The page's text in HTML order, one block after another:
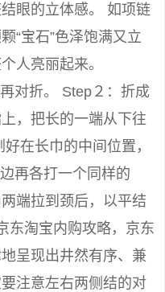
眼的立体感。 如项链
“宝石”色泽饱满又立
人亮丽起来。
对折。 Step２：折成
，把长的一端从下往
在长巾的中间位置，
再各打一个同样的
端拉到颈后，以平结
东淘宝内购攻略，京东
呈现出井然有序、兼
注意左右两侧结的对